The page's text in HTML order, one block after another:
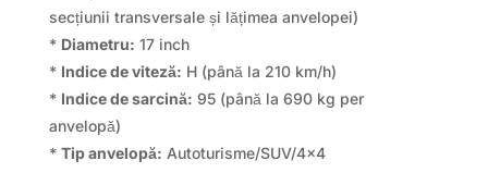
secțiunii transversale și lățimea anvelopei)
* Diametru: 17 inch
* Indice de viteză: H (până la 210 km/h)
* Indice de sarcină: 95 (până la 690 kg per
anvelopă)
* Tip anvelopă: Autoturisme/SUV/4×4